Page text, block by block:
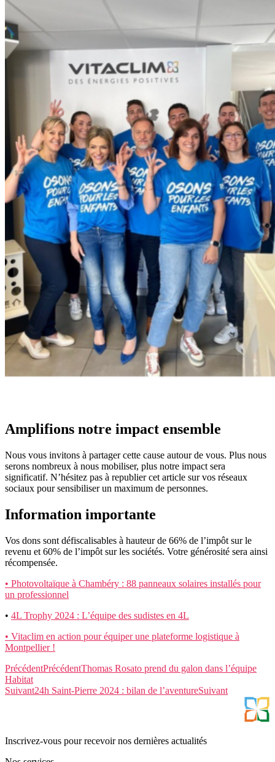
Amplifions notre impact ensemble
Nous vous invitons à partager cette cause autour de vous. Plus nous
serons nombreux à nous mobiliser, plus notre impact sera
significatif. N’hésitez pas à republier cet article sur vos réseaux
sociaux pour sensibiliser un maximum de personnes.
Information importante
Vos dons sont défiscalisables à hauteur de 66% de l’impôt sur le
revenu et 60% de l’impôt sur les sociétés. Votre générosité sera ainsi
récompensée.
• Photovoltaïque à Chambéry : 88 panneaux solaires installés pour
un professionnel
• 4L Trophy 2024 : L’équipe des sudistes en 4L
• Vitaclim en action pour équiper une plateforme logistique à
Montpellier !
PrécédentPrécédentThomas Rosato prend du galon dans l’équipe
Habitat
Suivant24h Saint-Pierre 2024 : bilan de l’aventureSuivant
Inscrivez-vous pour recevoir nos dernières actualités